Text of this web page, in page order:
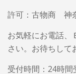
許可：古物商 神
お気軽にお電話、
さい。お待ちして
受付時間：24時間